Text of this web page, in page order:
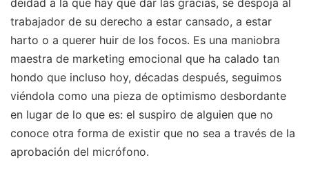
trabajador de su derecho a estar cansado, a estar
harto o a querer huir de los focos. Es una maniobra
maestra de marketing emocional que ha calado tan
hondo que incluso hoy, décadas después, seguimos
viéndola como una pieza de optimismo desbordante
en lugar de lo que es: el suspiro de alguien que no
conoce otra forma de existir que no sea a través de la
aprobación del micrófono.